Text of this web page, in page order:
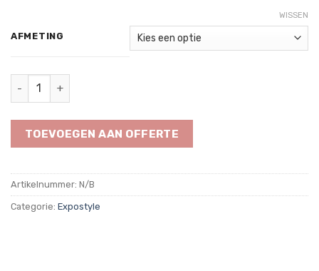
AFMETING
WISSEN
Expostyle black tulip 1059 aantal
TOEVOEGEN AAN OFFERTE
Artikelnummer: N/B
Categorie: Expostyle